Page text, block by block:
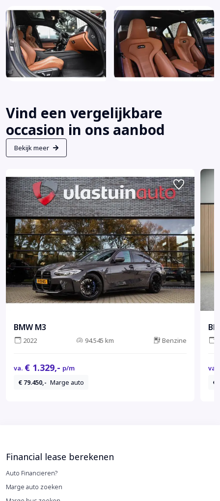
Vind een vergelijkbare
occasion in ons aanbod
Bekijk meer
BMW M3
2022 94.545 km Benzine
va. € 1.329,- p/m
€ 79.450,- Marge auto
va.
€
Financial lease berekenen
Auto Financieren?
Marge auto zoeken